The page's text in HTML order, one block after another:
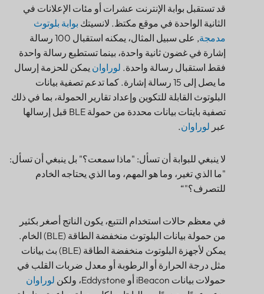
الثانية الواحدة في موقع مكتظ. لانسيتكبوابة بلوتوث
مدمجة
, على سبيل المثال، يمكنه استقبال 100 رسالة
إشارة في غضون ثانية واحدة، بينما تستطيع رسالة واحدة
فقط استقبال رسالة واحدة.لوراوانيمكن للحزمة إرسال
ما يصل إلى 15 رسالة إشارة. كما تدعم تصفية بيانات
البلوتوث القابلة للتكوين وإعداد تقارير الحمولة، بما في ذلك
تصفية بايتات بيانات محددة من حمولة BLE قبل إرسالها
عبرلوراوان.
"ما الذي تغير، وما هو المهم، وما الذي يحتاجه الخادم
للتصرف؟"“
من حمولة بيانات البلوتوث منخفضة الطاقة (BLE) الخام.
يمكن لأجهزة البلوتوث منخفضة الطاقة (BLE) بث بيانات
مثل درجة الحرارة أو الرطوبة أو معدل ضربات القلب في
حمولات بيانات iBeacon أو Eddystone، ولكن
لوراوان
يدعم عددًا محدودًا من البايتات لكل وصلة صاعدة وهابطة.